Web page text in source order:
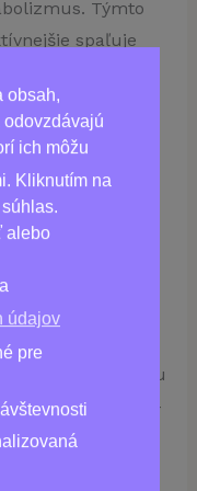
obsah,
ich môžu
Kliknutím na
alebo
a
údajov
pre
reklama
Týmto
spaľuje
Výsledky
riešením.
ktorý
váhu.
ceste k zdravému
ďalej –
ciele rýchlo a